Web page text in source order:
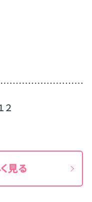
２
見る